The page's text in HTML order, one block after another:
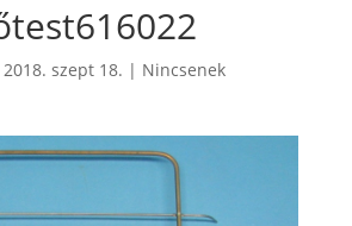
2018. szept 18. | Nincsenek